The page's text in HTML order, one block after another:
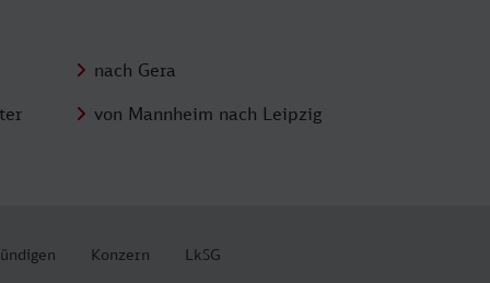
nach Gera
von Mannheim nach Leipzig
Konzern LkSG